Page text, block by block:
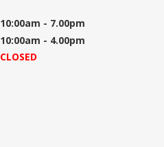
10:00am - 7.00pm
10:00am - 4.00pm
CLOSED